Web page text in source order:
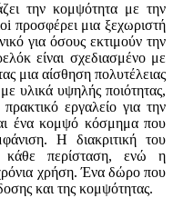
την κομψότητα με την
μια ξεχωριστή
για όσους εκτιμούν την
είναι σχεδιασμένο με
μια αίσθηση πολυτέλειας
υλικά υψηλής ποιότητας,
εργαλείο για την
ένα κομψό κόσμημα που
Η διακριτική του
κάθε περίσταση, ενώ η
χρήση. Ένα δώρο που
και της κομψότητας.